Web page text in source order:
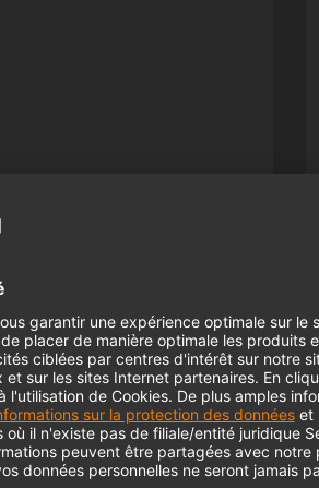
KH 120 II
moniteur de studio de
un nouveau cap avec